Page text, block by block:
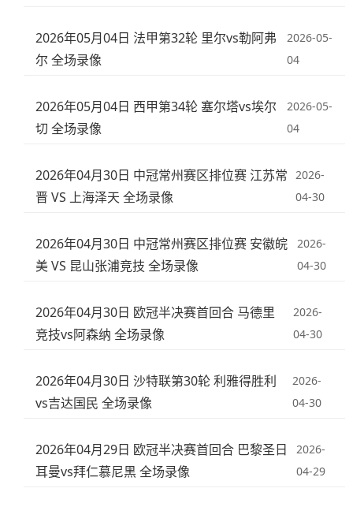
2026年05月04日 法甲第32轮 里尔vs勒阿弗
尔 全场录像
2026-05-
04
2026年05月04日 西甲第34轮 塞尔塔vs埃尔
切 全场录像
2026-05-
04
2026年04月30日 中冠常州赛区排位赛 江苏常
晋 VS 上海泽天 全场录像
2026-
04-30
2026年04月30日 中冠常州赛区排位赛 安徽皖
美 VS 昆山张浦竞技 全场录像
2026-
04-30
2026年04月30日 欧冠半决赛首回合 马德里
竞技vs阿森纳 全场录像
2026-
04-30
2026年04月30日 沙特联第30轮 利雅得胜利
vs吉达国民 全场录像
2026-
04-30
2026年04月29日 欧冠半决赛首回合 巴黎圣日
耳曼vs拜仁慕尼黑 全场录像
2026-
04-29